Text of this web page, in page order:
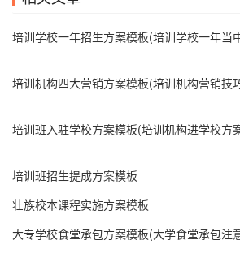
培训班入驻学校方案模板(培训机构进学校方
培训班招生提成方案模板
壮族校本课程实施方案模板